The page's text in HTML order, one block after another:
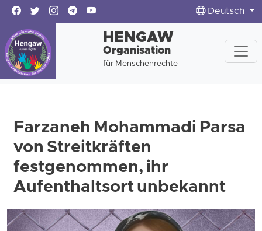
Deutsch
HENGAW
Organisation
für Menschenrechte
Farzaneh Mohammadi Parsa
von Streitkräften
festgenommen, ihr
Aufenthaltsort unbekannt